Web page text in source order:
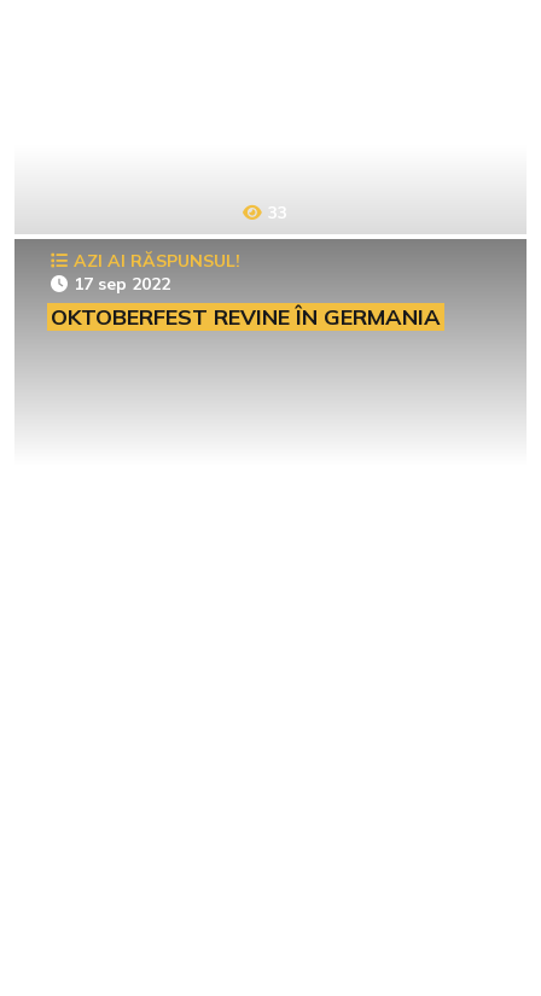
33
AZI AI RĂSPUNSUL!
17 sep 2022
OKTOBERFEST REVINE ÎN GERMANIA